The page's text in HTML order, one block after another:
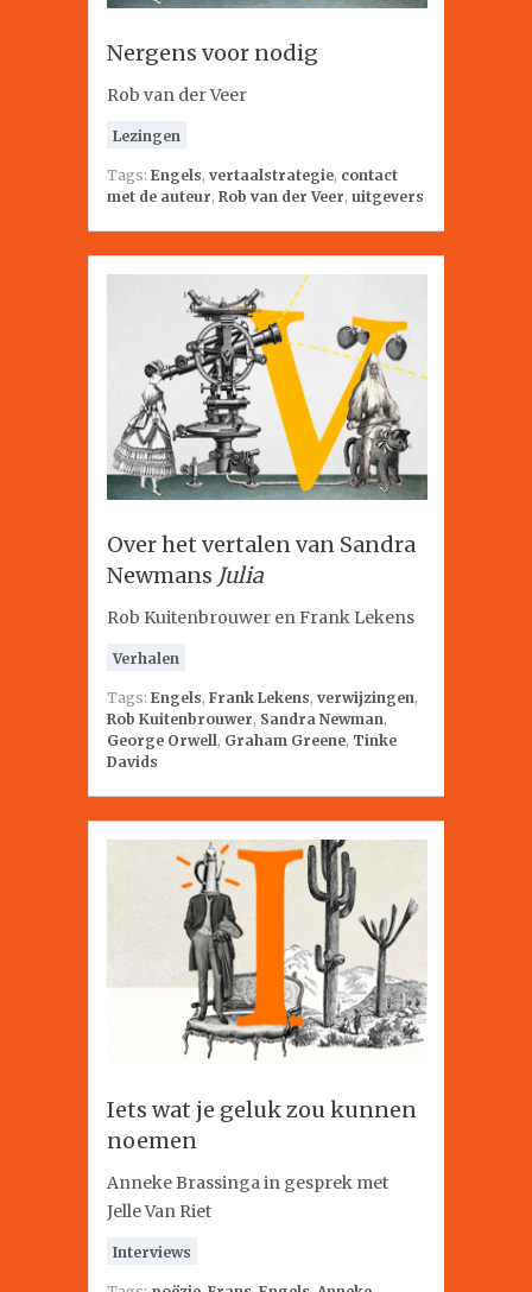
Nergens voor nodig
Rob van der Veer
Lezingen
Tags: Engels, vertaalstrategie, contact
met de auteur, Rob van der Veer, uitgevers
Over het vertalen van Sandra
Newmans Julia
Rob Kuitenbrouwer en Frank Lekens
Verhalen
Tags: Engels, Frank Lekens, verwijzingen,
Rob Kuitenbrouwer, Sandra Newman,
George Orwell, Graham Greene, Tinke
Davids
Iets wat je geluk zou kunnen
noemen
Anneke Brassinga in gesprek met
Jelle Van Riet
Interviews